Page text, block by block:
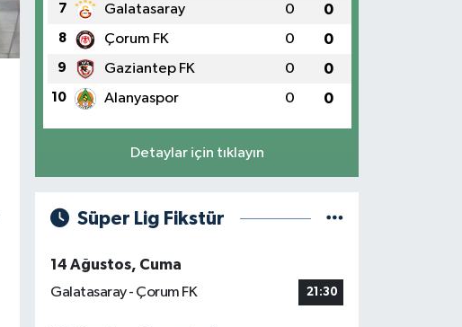
7 Galatasaray 0 0
8 Çorum FK 0 0
9 Gaziantep FK 0 0
10 Alanyaspor 0 0
Detaylar için tıklayın
Süper Lig Fikstür
14 Ağustos, Cuma
Galatasaray - Çorum FK
21:30